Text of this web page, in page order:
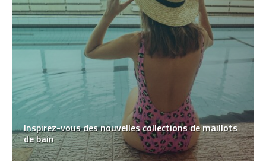
Inspirez-vous des nouvelles collections de maillots
de bain